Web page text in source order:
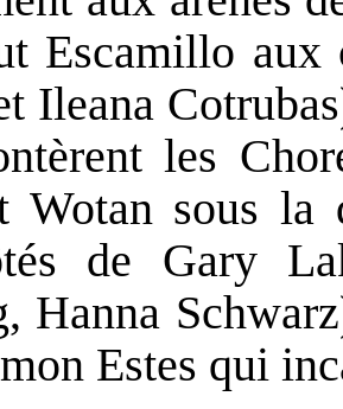
Escamillo aux
Ileana
les
Wotan sous
de Gary
Hanna
Estes qui